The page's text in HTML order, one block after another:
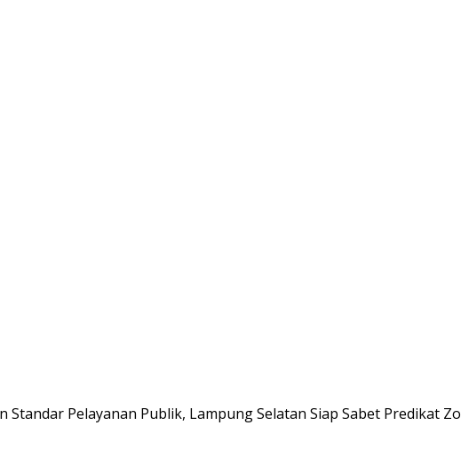
Standar Pelayanan Publik, Lampung Selatan Siap Sabet Predikat